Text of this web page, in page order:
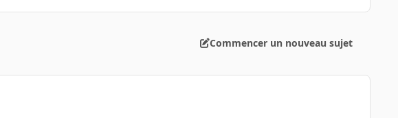
Commencer un nouveau sujet